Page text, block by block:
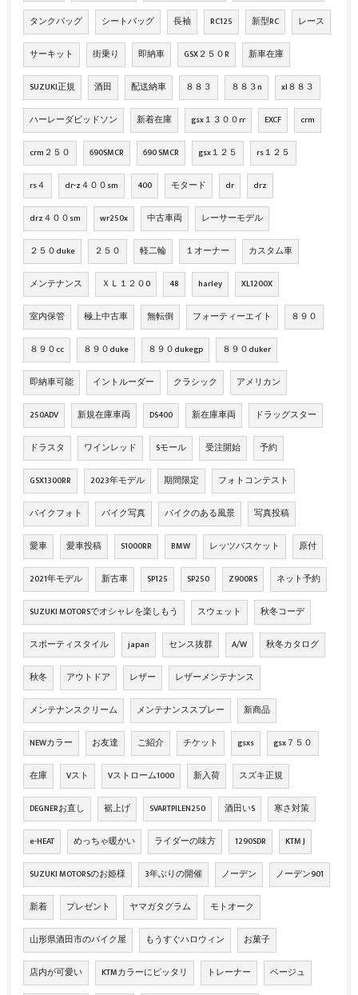
タンクバッグ シートバッグ 長袖 RC125 新型RC レース
サーキット 街乗り 即納車 GSX２５０R 新車在庫
SUZUKI正規 酒田 配送納車 ８８３ ８８３n xl８８３
ハーレーダビッドソン 新着在庫 gsx１３００rr EXCF crm
crm２５０ 690SMCR 690 SMCR gsx１２５ rs１２５
rs４ dr-z４００sm 400 モタード dr drz
drz４００sm wr250x 中古車両 レーサーモデル
２５０duke ２５０ 軽二輪 １オーナー カスタム車
メンテナンス ＸＬ１２０0 48 harley XL1200X
室内保管 極上中古車 無転倒 フォーティーエイト ８９０
８９０cc ８９０duke ８９０dukegp ８９０duker
即納車可能 イントルーダー クラシック アメリカン
250ADV 新規在庫車両 DS400 新在庫車両 ドラッグスター
ドラスタ ワインレッド Sモール 受注開始 予約
GSX1300RR 2023年モデル 期間限定 フォトコンテスト
バイクフォト バイク写真 バイクのある風景 写真投稿
愛車 愛車投稿 S1000RR BMW レッツバスケット 原付
2021年モデル 新古車 SP125 SP250 Z900RS ネット予約
SUZUKI MOTORSでオシャレを楽しもう スウェット 秋冬コーデ
スポーティスタイル japan センス抜群 A/W 秋冬カタログ
秋冬 アウトドア レザー レザーメンテナンス
メンテナンスクリーム メンテナンススプレー 新商品
NEWカラー お友達 ご紹介 チケット gsxs gsx７５０
在庫 Vスト Vストローム1000 新入荷 スズキ正規
DEGNERお直し 裾上げ SVARTPILEN250 酒田いS 寒さ対策
e-HEAT めっちゃ暖かい ライダーの味方 1290SDR KTM J
SUZUKI MOTORSのお姫様 3年ぶりの開催 ノーデン ノーデン901
新着 プレゼント ヤマガタグラム モトオーク
山形県酒田市のバイク屋 もうすぐハロウィン お菓子
店内が可愛い KTMカラーにピッタリ トレーナー ベージュ